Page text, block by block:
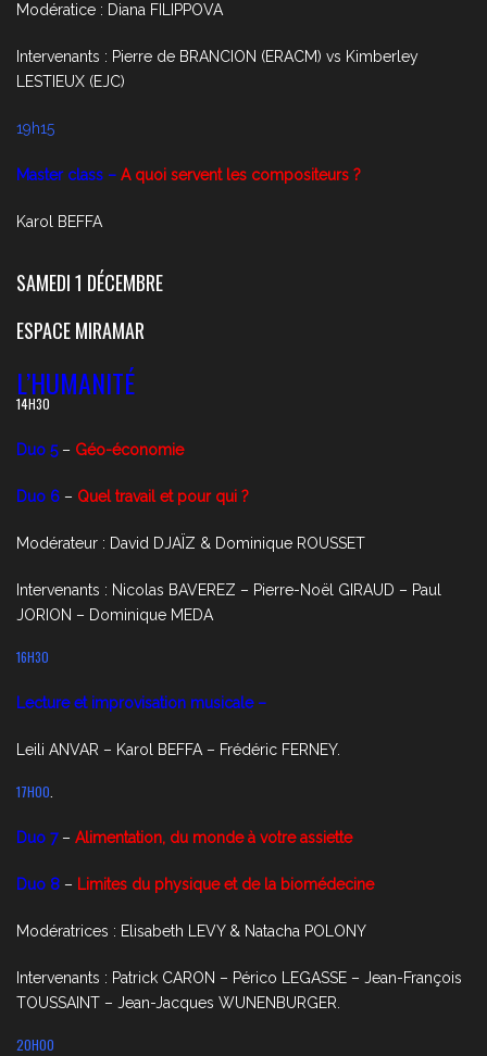
Modératice : Diana FILIPPOVA
Intervenants : Pierre de BRANCION (ERACM) vs Kimberley
LESTIEUX (EJC)
19h15
Master class – A quoi servent les compositeurs ?
Karol BEFFA
SAMEDI 1 DÉCEMBRE
ESPACE MIRAMAR
L’HUMANITÉ
14H30
Duo 5 – Géo-économie
Duo 6 – Quel travail et pour qui ?
Modérateur : David DJAÏZ & Dominique ROUSSET
Intervenants : Nicolas BAVEREZ – Pierre-Noël GIRAUD – Paul
JORION – Dominique MEDA
16H30
Lecture et improvisation musicale –
Leili ANVAR – Karol BEFFA – Frédéric FERNEY.
17H00.
Duo 7 – Alimentation, du monde à votre assiette
Duo 8 – Limites du physique et de la biomédecine
Modératrices : Elisabeth LEVY & Natacha POLONY
Intervenants : Patrick CARON – Périco LEGASSE – Jean-François
TOUSSAINT – Jean-Jacques WUNENBURGER.
20H00